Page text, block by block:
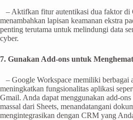
– Aktifkan fitur autentikasi dua faktor di
menambahkan lapisan keamanan ekstra
penting terutama untuk melindungi data
cyber.
7. Gunakan Add-ons untuk
– Google Workspace memiliki berbagai
meningkatkan fungsionalitas aplikasi
Gmail. Anda dapat menggunakan add-
massal dari Sheets, menandatangani
mengintegrasikan dengan CRM yang